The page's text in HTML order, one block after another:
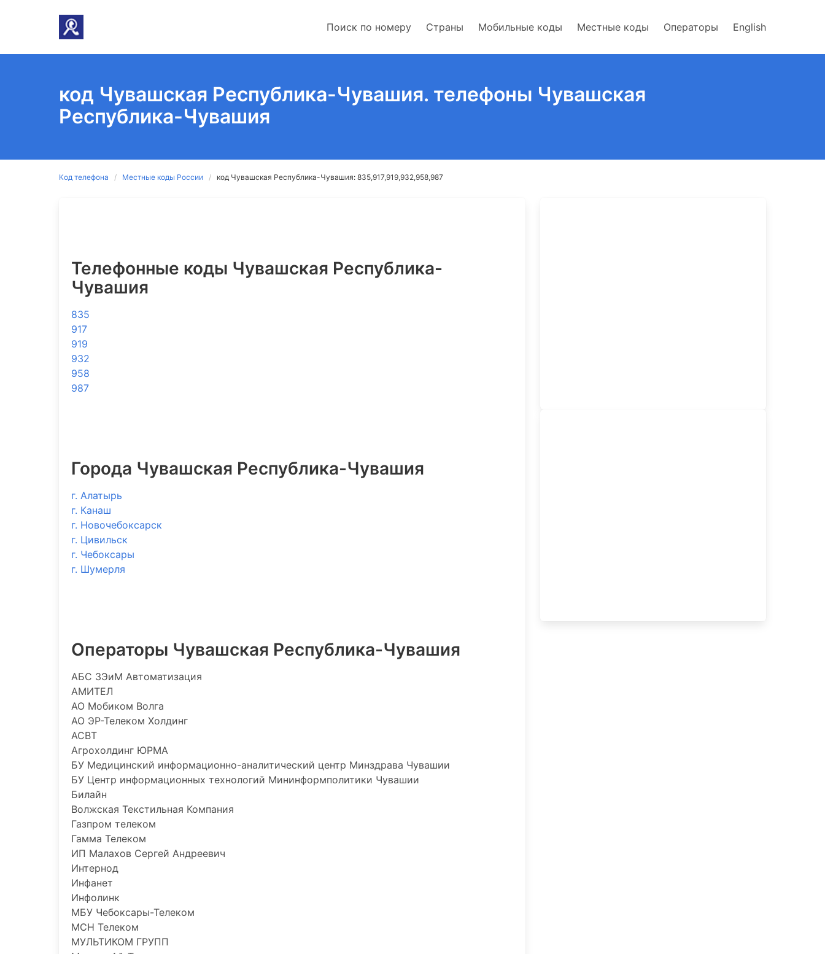
Поиск по номеру Страны Мобильные коды Местные коды Операторы English
код Чувашская Республика-Чувашия. телефоны Чувашская
Республика-Чувашия
Код телефона Местные коды России код Чувашская Республика-Чувашия: 835,917,919,932,958,987
Телефонные коды Чувашская Республика-
Чувашия
835
917
919
932
958
987
Города Чувашская Республика-Чувашия
г. Алатырь
г. Канаш
г. Новочебоксарск
г. Цивильск
г. Чебоксары
г. Шумерля
Операторы Чувашская Республика-Чувашия
АБС ЗЭиМ Автоматизация
АМИТЕЛ
АО Мобиком Волга
АО ЭР-Телеком Холдинг
АСВТ
Агрохолдинг ЮРМА
БУ Медицинский информационно-аналитический центр Минздрава Чувашии
БУ Центр информационных технологий Мининформполитики Чувашии
Билайн
Волжская Текстильная Компания
Газпром телеком
Гамма Телеком
ИП Малахов Сергей Андреевич
Интернод
Инфанет
Инфолинк
МБУ Чебоксары-Телеком
МСН Телеком
МУЛЬТИКОМ ГРУПП